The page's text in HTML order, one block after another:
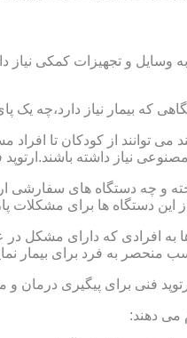
وسایل و تجهیزات کمکی
که بیمار نیاز دارد،چه
می توانند از کودکان تا
نیاز داشته
و چه دستگاه های سفارشی
این دستگاه ها برای مشکلات
به افرادی که دارای
منحصر به فرد برای
فنی برای پیگیری درمان
می دهند: